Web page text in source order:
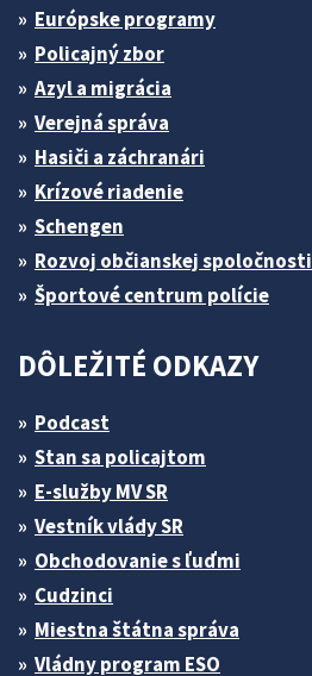
Európske programy
Policajný zbor
Azyl a migrácia
Verejná správa
Hasiči a záchranári
Krízové riadenie
Schengen
Rozvoj občianskej spoločnosti
Športové centrum polície
DÔLEŽITÉ ODKAZY
Podcast
Stan sa policajtom
E-služby MV SR
Vestník vlády SR
Obchodovanie s ľuďmi
Cudzinci
Miestna štátna správa
Vládny program ESO